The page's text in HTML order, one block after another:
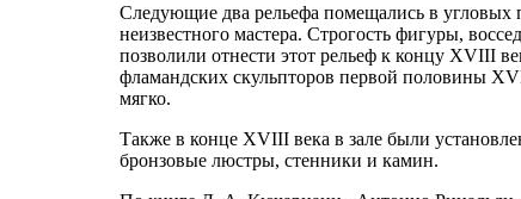
Следующие два рельефа помещались в
неизвестного мастера. Строгость фигуры,
позволили отнести этот рельеф к концу XVIII
фламандских скульпторов первой половины
мягко.
Также в конце XVIII века в зале были
бронзовые люстры, стенники и камин.